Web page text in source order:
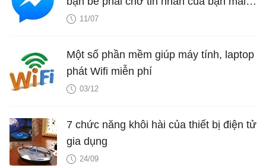
mãi11/07
Một số phần mềm giúp máy tính, laptop
phát Wifi miễn phí
03/12
7 chức năng khôi hài của thiết bị điện tử
gia dụng
24/09